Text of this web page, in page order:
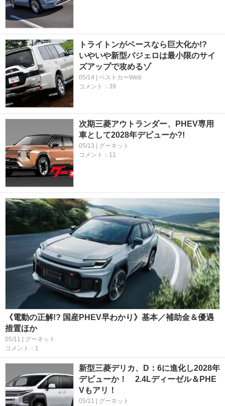
トライトンがベースなら巨大化か!?
いやいや新型パジェロは最小限のサイ
ズアップで攻めるゾ
05/14 | ベストカーWeb
コメント：39
次期三菱アウトランダー、PHEV専用
車として2028年デビューか?!
05/13 | グーネット
コメント：11
《電動の正解!? 国産PHEV早わかり》基本／補助金＆優遇
措置ほか
05/11 | グーネット
コメント：1
新型三菱デリカ、D：6に進化し2028年
デビューか！ 2.4Lディーゼル＆PHE
Vもアリ！
05/11 | グーネット